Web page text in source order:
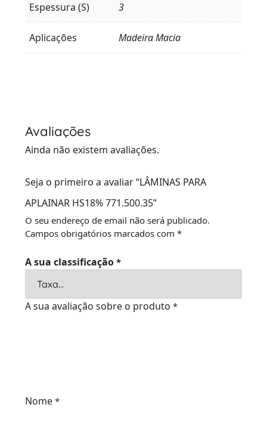
Espessura (S) 3
Aplicações Madeira Macia
Avaliações
Ainda não existem avaliações.
Seja o primeiro a avaliar “LÂMINAS PARA
APLAINAR HS18% 771.500.35”
O seu endereço de email não será publicado.
Campos obrigatórios marcados com *
A sua classificação *
A sua avaliação sobre o produto *
Nome *